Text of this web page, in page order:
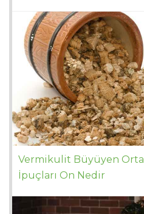
Vermikulit Büyüyen
İpuçları On Nedir